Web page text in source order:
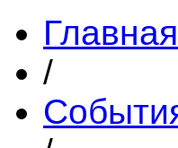
Главная
/